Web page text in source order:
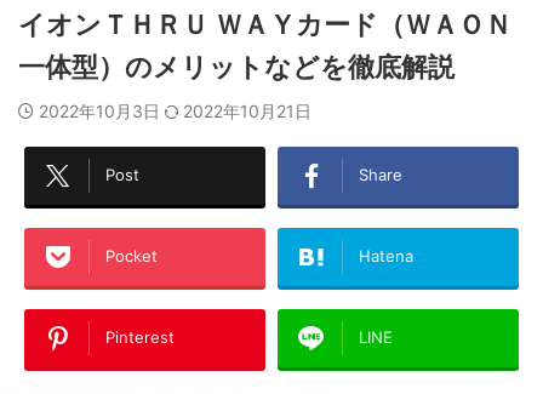
イオンＴＨＲＵ ＷＡＹカード（ＷＡＯＮ
一体型）のメリットなどを徹底解説
2022年10月3日 2022年10月21日
Post Share
Pocket Hatena
Pinterest LINE